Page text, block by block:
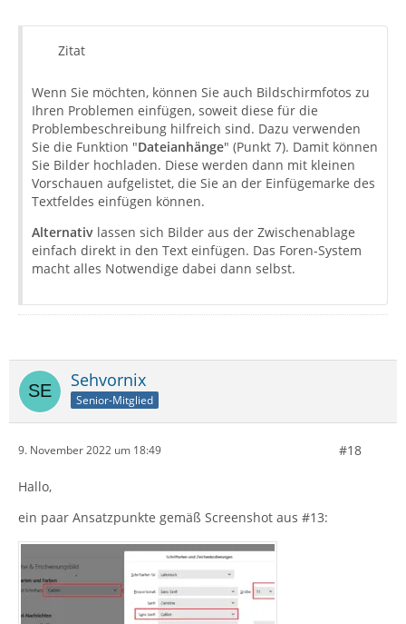
Zitat
Wenn Sie möchten, können Sie auch Bildschirmfotos zu
Ihren Problemen einfügen, soweit diese für die
Problembeschreibung hilfreich sind. Dazu verwenden
Sie die Funktion "Dateianhänge" (Punkt 7). Damit können
Sie Bilder hochladen. Diese werden dann mit kleinen
Vorschauen aufgelistet, die Sie an der Einfügemarke des
Textfeldes einfügen können.
Alternativ lassen sich Bilder aus der Zwischenablage
einfach direkt in den Text einfügen. Das Foren-System
macht alles Notwendige dabei dann selbst.
Sehvornix
Senior-Mitglied
9. November 2022 um 18:49 #18
Hallo,
ein paar Ansatzpunkte gemäß Screenshot aus #13: